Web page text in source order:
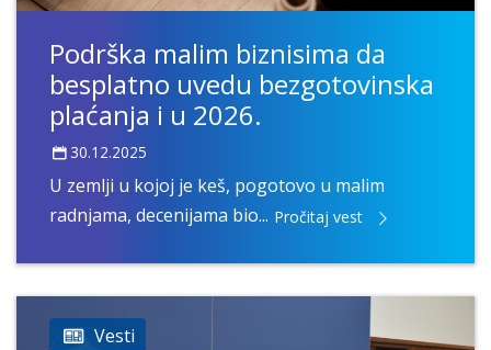
Podrška malim biznisima da
besplatno uvedu bezgotovinska
plaćanja i u 2026.
30.12.2025
U zemlji u kojoj je keš, pogotovo u malim
radnjama, decenijama bio... Pročitaj vest
Vesti